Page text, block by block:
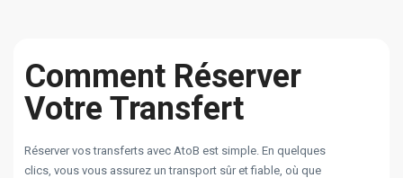
Comment Réserver
Votre Transfert
Réserver vos transferts avec AtoB est simple. En quelques
clics, vous vous assurez un transport sûr et fiable, où que